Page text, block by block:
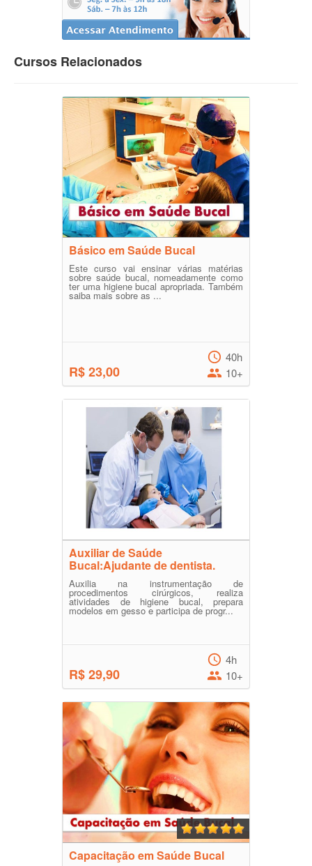
Cursos Relacionados
Básico em Saúde Bucal
Este curso vai ensinar várias matérias
sobre saúde bucal, nomeadamente como
ter uma higiene bucal apropriada. Também
saiba mais sobre as ...
R$ 23,00
40h
10+
Auxiliar de Saúde
Bucal:Ajudante de dentista.
Auxilia na instrumentação de
procedimentos cirúrgicos, realiza
atividades de higiene bucal, prepara
modelos em gesso e participa de progr...
R$ 29,90
4h
10+
Capacitação em Saúde Bucal